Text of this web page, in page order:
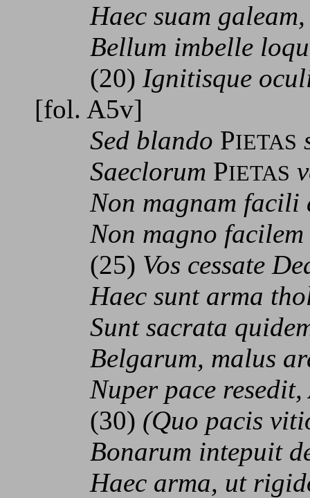
Haec suam galeam,
Bellum imbelle
(20) Ignitisque
[fol. A5v]
Sed blando PIETAS
Saeclorum PIETAS
Non magnam facili
Non magno facilem
(25) Vos cessate
Haec sunt arma
Sunt sacrata
Belgarum, malus
Nuper pace resedit,
(30) (Quo pacis
Bonarum intepuit
Haec arma, ut